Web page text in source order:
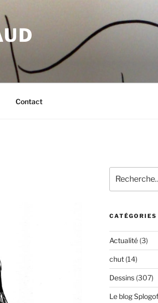
Contact
pour
:
CATÉGORIES
Actualité(3)
chut(14)
Dessins(307)
Le blog